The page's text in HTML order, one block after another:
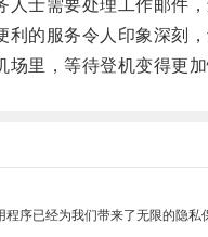
士需要处理工作邮件，
服务令人印象深刻，
里，等待登机变得更加
序已经为我们带来了无限的隐私